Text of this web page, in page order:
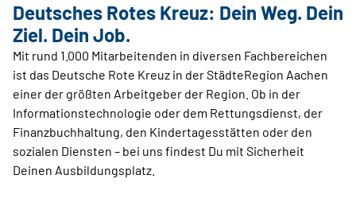
Deutsches Rotes Kreuz: Dein Weg. Dein
Ziel. Dein Job.
Mit rund 1.000 Mitarbeitenden in diversen Fachbereichen
ist das Deutsche Rote Kreuz in der StädteRegion Aachen
einer der größten Arbeitgeber der Region. Ob in der
Informationstechnologie oder dem Rettungsdienst, der
Finanzbuchhaltung, den Kindertagesstätten oder den
sozialen Diensten – bei uns findest Du mit Sicherheit
Deinen Ausbildungsplatz.